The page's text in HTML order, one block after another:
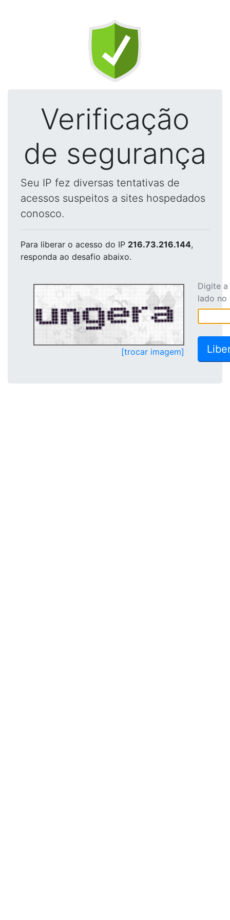
Verificação
de segurança
Seu IP fez diversas tentativas de
acessos suspeitos a sites hospedados
conosco.
Para liberar o acesso do IP 216.73.216.144,
responda ao desafio abaixo.
[trocar imagem]
Digite
lado no